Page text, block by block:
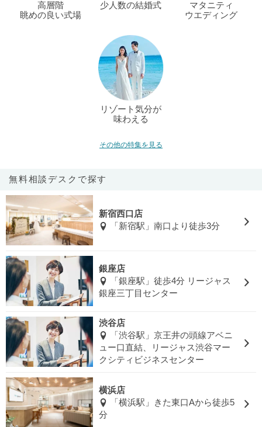
高層階
眺めの良い式場
少人数の結婚式
マタニティ
ウエディング
リゾート気分が
味わえる
その他の特集を見る
無料相談デスクで探す
新宿西口店
「新宿駅」南口より徒歩3分
銀座店
「銀座駅」徒歩4分 リージャス
銀座三丁目センター
渋谷店
「渋谷駅」京王井の頭線アベニ
ュー口直結、リージャス渋谷マー
クシティビジネスセンター
横浜店
「横浜駅」きた東口Aから徒歩5
分